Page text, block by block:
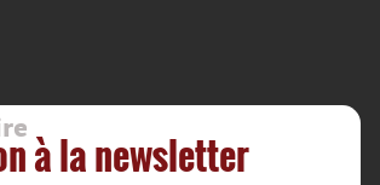
à la newsletter